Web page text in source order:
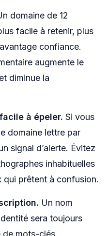
domaine de 12
facile à retenir, plus
confiance.
augmente le
diminue la
à épeler. Si vous
domaine lettre par
signal d’alerte. Évitez
inhabituelles
qui prêtent à confusion.
Un nom
sera toujours
de mots-clés.